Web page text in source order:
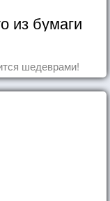
из бумаги
шедеврами!